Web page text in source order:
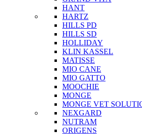
HANT
HARTZ
HILLS PD
HILLS SD
HOLLIDAY
KLIN KASSEL
MATISSE
MIO CANE
MIO GATTO
MOOCHIE
MONGE
MONGE VET
NEXGARD
NUTRAM
ORIGENS